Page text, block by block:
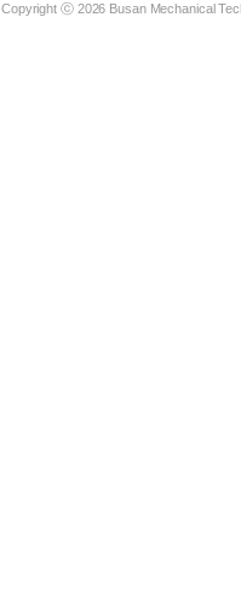
Copyright ⓒ 2026 Busan Mechanical